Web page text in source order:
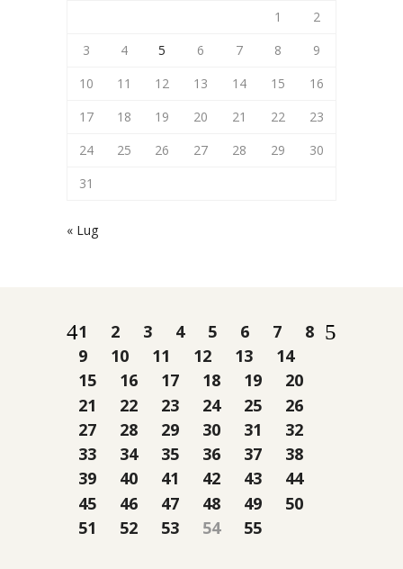
1
2
3
4 5 6 7 8
9
10
11 12 13 14 15
16
17
18 19 20 21 22
23
24
25 26 27 28 29
30
31
« Lug
1 2 3 4 5 6 7
8
9
10 11 12 13
14
15
16 17 18 19
20
21
22 23 24 25
26
27
28 29 30 31
32
33
34 35 36 37
38
39
40 41 42 43
44
45
46 47 48 49
50
51
52 53 54 55